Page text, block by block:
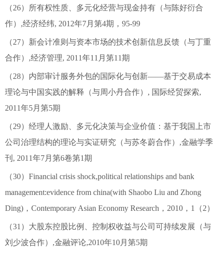
（26）所有权性质、多元化经营与现金持有（与陈好衍合
作）,经济经纬, 2012年7月第4期，95-99
（27）新会计准则与资本市场的技术创新信息反馈（与丁重
合作）,经济管理, 2011年11月第11期
（28）内部审计服务外包的国际化与创新——基于交易成本
理论与中国实践的解释（与周小丹合作）, 国际经贸探索,
2011年5月第5期
（29）经理人激励、多元化决策与企业价值：基于我国上市
公司治理结构的理论与实证研究（与苏冬蔚合作）,金融学季
刊, 2011年7月第6卷第1期
（30）Financial crisis shock,political relationships and bank
management:evidence from china(with Shaobo Liu and Zhong
Ding)，Contemporary Asian Economy Research，2010，1（2）
（31）大股东控股比例、控制权收益与公司可持续发展（与
刘少波合作）,金融评论,2010年10月第5期